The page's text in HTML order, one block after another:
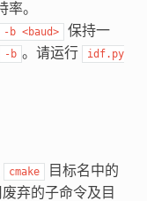
率。
-b <baud>
保持一
-b 。请运行
idf.py
cmake
目标名中的
废弃的子命令及目